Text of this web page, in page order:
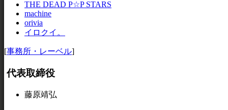
THE DEAD P☆P STARS
machine
orivia
イロクイ。
[事務所・レーベル]
代表取締役
藤原靖弘